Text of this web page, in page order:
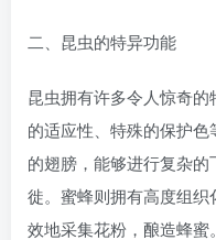
二、昆虫的特异功能
昆虫拥有许多令人惊奇
的适应性、特殊的保护
的翅膀，能够进行复杂
徙。蜜蜂则拥有高度组
效地采集花粉，酿造蜂蜜。